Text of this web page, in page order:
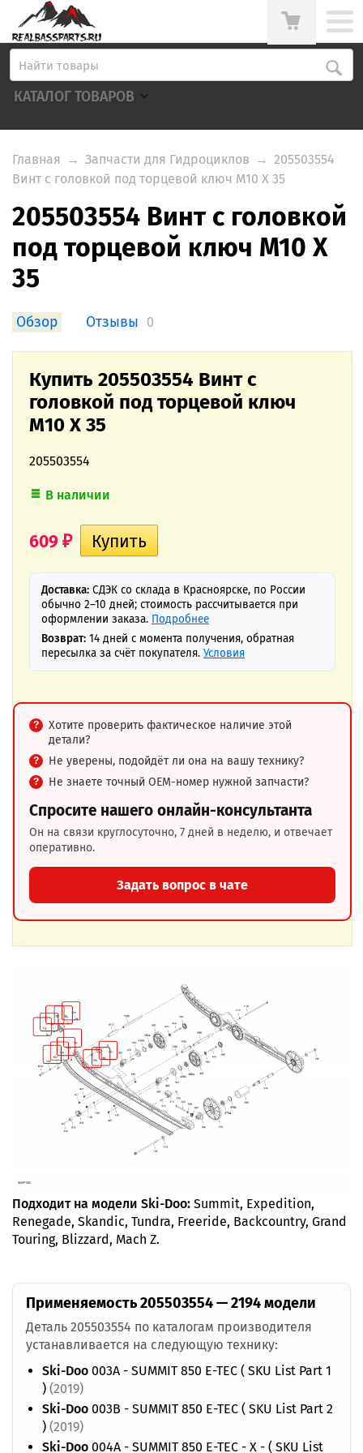
КАТАЛОГ ТОВАРОВ
Главная → Запчасти для Гидроциклов → 205503554
Винт с головкой под торцевой ключ M10 X 35
205503554 Винт с головкой
под торцевой ключ M10 X
35
Обзор Отзывы 0
Купить 205503554 Винт с
головкой под торцевой ключ
M10 X 35
205503554
В наличии
609 ₽
Доставка: СДЭК со склада в Красноярске, по России
обычно 2–10 дней; стоимость рассчитывается при
оформлении заказа. Подробнее
Возврат: 14 дней с момента получения, обратная
пересылка за счёт покупателя. Условия
Хотите проверить фактическое наличие этой
детали?
Не уверены, подойдёт ли она на вашу технику?
Не знаете точный OEM-номер нужной запчасти?
Спросите нашего онлайн-консультанта
Он на связи круглосуточно, 7 дней в неделю, и отвечает
оперативно.
Задать вопрос в чате
Подходит на модели Ski-Doo: Summit, Expedition,
Renegade, Skandic, Tundra, Freeride, Backcountry, Grand
Touring, Blizzard, Mach Z.
Применяемость 205503554 — 2194 модели
Деталь 205503554 по каталогам производителя
устанавливается на следующую технику:
Ski-Doo 003A - SUMMIT 850 E-TEC ( SKU List Part 1
) (2019)
Ski-Doo 003B - SUMMIT 850 E-TEC ( SKU List Part 2
) (2019)
Ski-Doo 004A - SUMMIT 850 E-TEC - X - ( SKU List